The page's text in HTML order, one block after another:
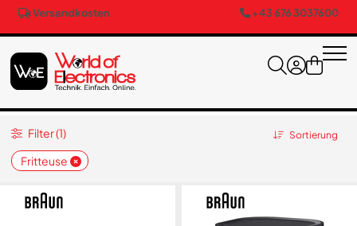
Versandkosten +43 676 3037600
Sortierung
Fritteuse
Filter (1)